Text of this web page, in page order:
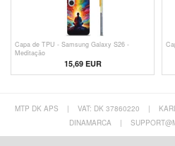
Capa de TPU - Samsung Galaxy S26 -
Meditação
15,69 EUR
MTP DK APS | VAT: DK 37860220 |
DINAMARCA
|